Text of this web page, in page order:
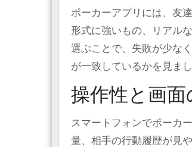
ポーカーアプリには、友
形式に強いもの、リアル
選ぶことで、失敗が少な
が一致しているかを見まし
操作性と画面
スマートフォンでポーカ
量、相手の行動履歴が見